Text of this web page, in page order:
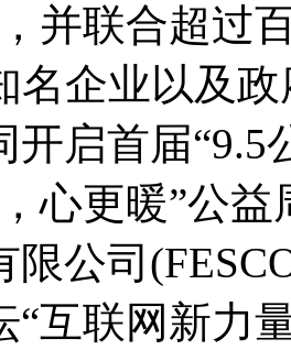
并联合超过
名企业以及
开启首届
心更暖”公
限公司
“互联网新力